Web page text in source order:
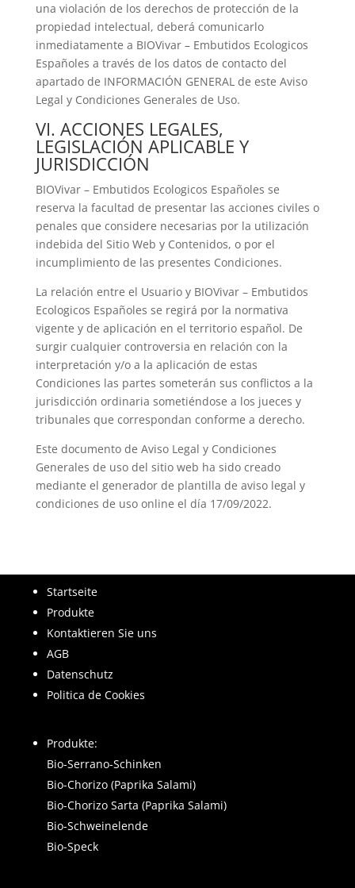
una violación de los derechos de protección de la
propiedad intelectual, deberá comunicarlo
inmediatamente a BIOVivar – Embutidos Ecologicos
Españoles a través de los datos de contacto del
apartado de INFORMACIÓN GENERAL de este Aviso
Legal y Condiciones Generales de Uso.
VI. ACCIONES LEGALES,
LEGISLACIÓN APLICABLE Y
JURISDICCIÓN
BIOVivar – Embutidos Ecologicos Españoles se
reserva la facultad de presentar las acciones civiles o
penales que considere necesarias por la utilización
indebida del Sitio Web y Contenidos, o por el
incumplimiento de las presentes Condiciones.
La relación entre el Usuario y BIOVivar – Embutidos
Ecologicos Españoles se regirá por la normativa
vigente y de aplicación en el territorio español. De
surgir cualquier controversia en relación con la
interpretación y/o a la aplicación de estas
Condiciones las partes someterán sus conflictos a la
jurisdicción ordinaria sometiéndose a los jueces y
tribunales que correspondan conforme a derecho.
Este documento de Aviso Legal y Condiciones
Generales de uso del sitio web ha sido creado
mediante el generador de plantilla de aviso legal y
condiciones de uso online el día 17/09/2022.
Startseite
Produkte
Kontaktieren Sie uns
AGB
Datenschutz
Politica de Cookies
Produkte:
Bio-Serrano-Schinken
Bio-Chorizo (Paprika Salami)
Bio-Chorizo Sarta (Paprika Salami)
Bio-Schweinelende
Bio-Speck